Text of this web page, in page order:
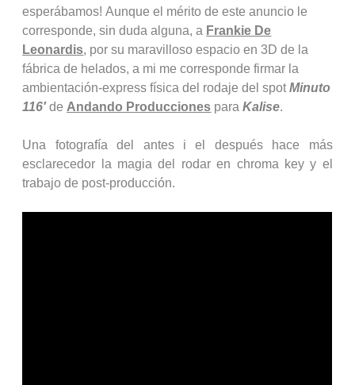
esperábamos! Aunque el mérito de este anuncio le
corresponde, sin duda alguna, a Frankie De
Leonardis, por su maravilloso espacio en 3D de la
fábrica de helados, a mi me corresponde firmar la
ambientación-express física del rodaje del spotMinuto
116′de Andando Producciones paraKalise.
Una fotografía del antes i el después hace más
esclarecedor la magia del rodar en chroma key y el
trabajo de post-producción.